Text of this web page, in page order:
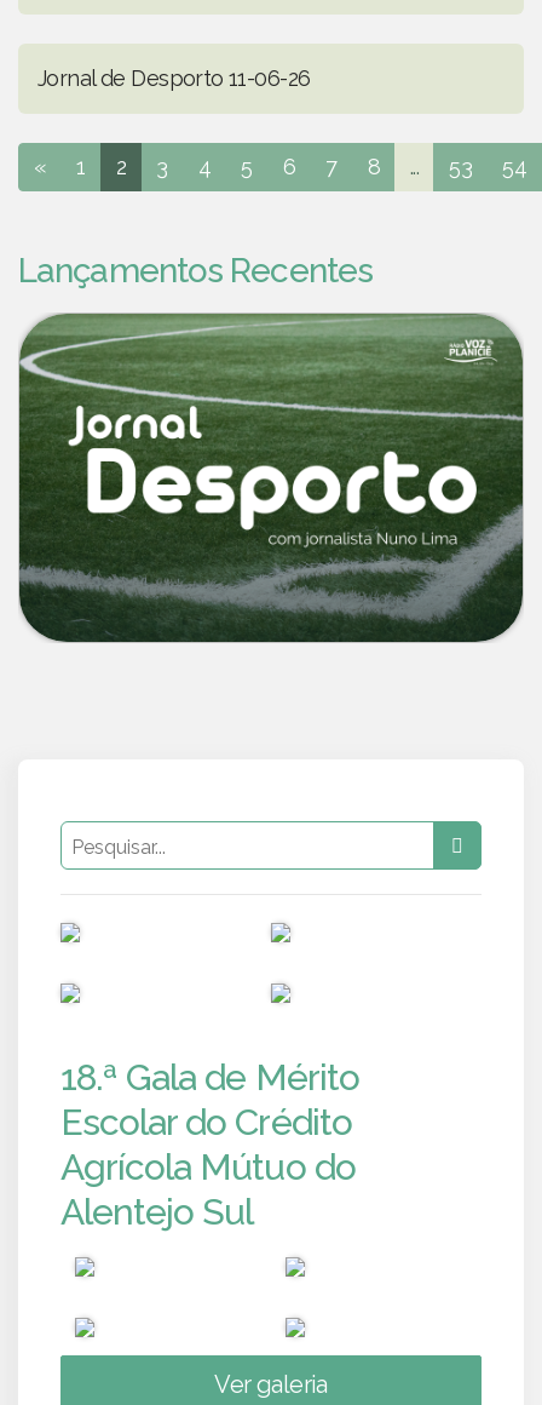
Jornal de Desporto 11-06-26
« 1 2 3 4 5 6 7 8 ... 53 54
Lançamentos Recentes
18.ª Gala de Mérito
Escolar do Crédito
Agrícola Mútuo do
Alentejo Sul
Ver galeria